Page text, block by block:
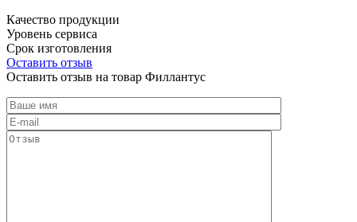
Качество продукции
Уровень сервиса
Срок изготовления
Оставить отзыв
Оставить отзыв на товар Филлантус